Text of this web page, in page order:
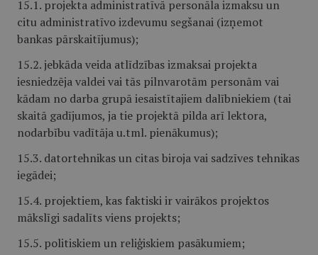
15.1. projekta administratīvā personāla izmaksu un
citu administratīvo izdevumu segšanai (izņemot
bankas pārskaitījumus);
15.2. jebkāda veida atlīdzības izmaksai projekta
iesniedzēja valdei vai tās pilnvarotām personām vai
kādam no darba grupā iesaistītajiem dalībniekiem (tai
skaitā gadījumos, ja tie projektā pilda arī lektora,
nodarbību vadītāja u.tml. pienākumus);
15.3. datortehnikas un citas biroja vai sadzīves tehnikas
iegādei;
15.4. projektiem, kas faktiski ir vairākos projektos
mākslīgi sadalīts viens projekts;
15.5. politiskiem un reliģiskiem pasākumiem;